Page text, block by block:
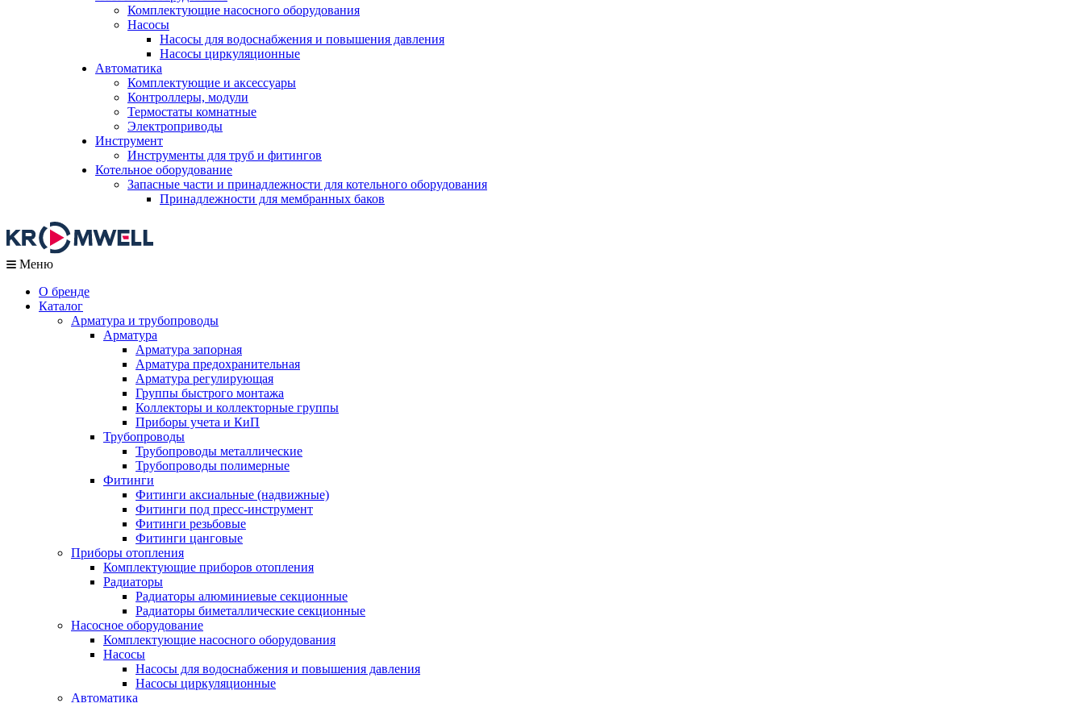
Комплектующие насосного оборудования
Насосы
Насосы для водоснабжения и повышения давления
Насосы циркуляционные
Автоматика
Комплектующие и аксессуары
Контроллеры, модули
Термостаты комнатные
Электроприводы
Инструмент
Инструменты для труб и фитингов
Котельное оборудование
Запасные части и принадлежности для котельного оборудования
Принадлежности для мембранных баков
Меню
О бренде
Каталог
Арматура и трубопроводы
Арматура
Арматура запорная
Арматура предохранительная
Арматура регулирующая
Группы быстрого монтажа
Коллекторы и коллекторные группы
Приборы учета и КиП
Трубопроводы
Трубопроводы металлические
Трубопроводы полимерные
Фитинги
Фитинги аксиальные (надвижные)
Фитинги под пресс-инструмент
Фитинги резьбовые
Фитинги цанговые
Приборы отопления
Комплектующие приборов отопления
Радиаторы
Радиаторы алюминиевые секционные
Радиаторы биметаллические секционные
Насосное оборудование
Комплектующие насосного оборудования
Насосы
Насосы для водоснабжения и повышения давления
Насосы циркуляционные
Автоматика